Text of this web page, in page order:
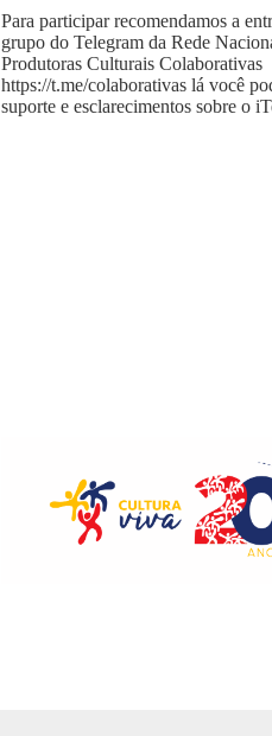
Para participar recomendamos a
grupo do Telegram da Rede
Produtoras Culturais Colaborativas
https://t.me/colaborativaslá você
suporte e esclarecimentos sobre o